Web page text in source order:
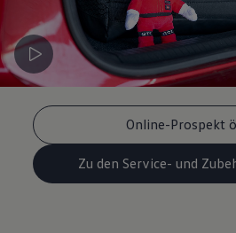
Online-Prospekt
Zu den Service- und